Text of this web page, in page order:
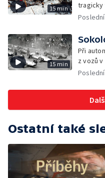
15 min
tragicky
15 min
Při
z vozů
Ostatní také